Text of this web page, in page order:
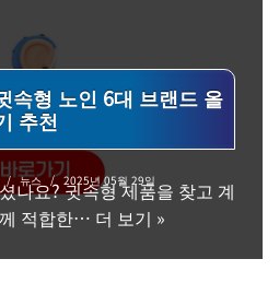
속형 노인 6대 브랜드 올
추천
뉴스 2025년 05월 29일
나요? 귓속형 제품을 찾고 계
적합한… 더 보기 »